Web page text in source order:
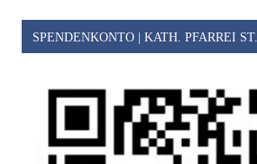
SPENDENKONTO | KATH. PFARREI